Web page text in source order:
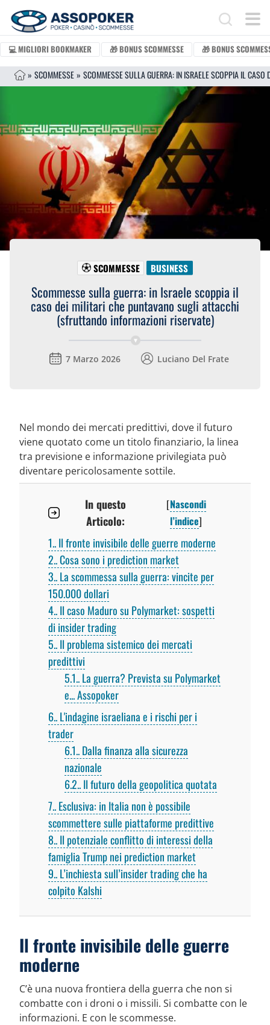
Vai al contenuto
Search for:
💻 MIGLIORI BOOKMAKER 🎁 BONUS SCOMMESSE 🎁 BONUS
» SCOMMESSE»
SCOMMESSE BUSINESS
Scommesse sulla guerra: in Israele scoppia il
caso dei militari che puntavano sugli attacchi
(sfruttando informazioni riservate)
7 Marzo 2026 Luciano Del Frate
Nel mondo dei mercati predittivi, dove il futuro
viene quotato come un titolo finanziario, la linea
tra previsione e informazione privilegiata può
diventare pericolosamente sottile.
In questo
Articolo:
[Nascondi
l’indice]
1. Il fronte invisibile delle guerre moderne
2. Cosa sono i prediction market
3. La scommessa sulla guerra: vincite per
150.000 dollari
4. Il caso Maduro su Polymarket: sospetti
di insider trading
5. Il problema sistemico dei mercati
predittivi
5.1. La guerra? Prevista su Polymarket
e... Assopoker
6. L'indagine israeliana e i rischi per i
trader
6.1. Dalla finanza alla sicurezza
nazionale
6.2. Il futuro della geopolitica quotata
7. Esclusiva: in Italia non è possibile
scommettere sulle piattaforme predittive
8. Il potenziale conflitto di interessi della
famiglia Trump nei prediction market
9. L’inchiesta sull’insider trading che ha
colpito Kalshi
Il fronte invisibile delle guerre
moderne
C’è una nuova frontiera della guerra che non si
combatte con i droni o i missili. Si combatte con le
informazioni. E con le scommesse.